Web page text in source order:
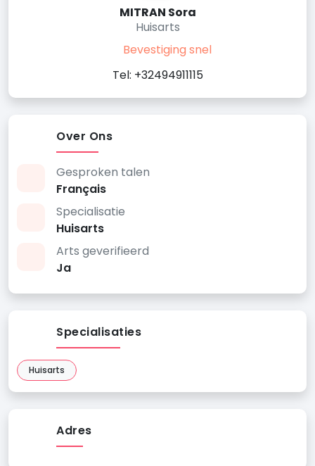
MITRAN Sora
Huisarts
Bevestiging snel
Tel: +32494911115
Over Ons
Gesproken talen
Français
Specialisatie
Huisarts
Arts geverifieerd
Ja
Specialisaties
Huisarts
Adres